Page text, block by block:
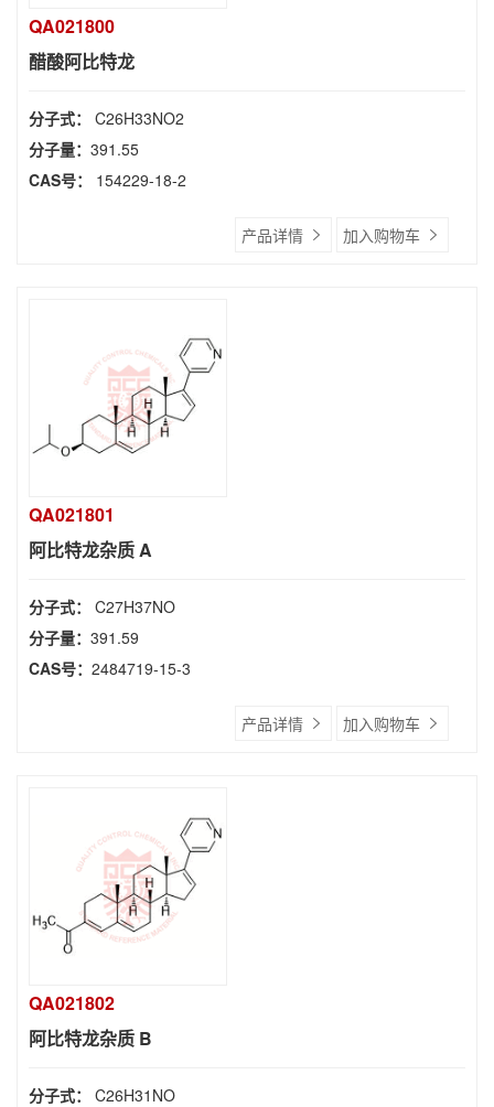
QA021800
醋酸阿比特龙
分子式： C26H33NO2
分子量： 391.55
CAS号：
154229-18-2
产品详情 加入购物车
QA021801
阿比特龙杂质 A
分子式： C27H37NO
分子量： 391.59
CAS号： 2484719-15-3
产品详情 加入购物车
QA021802
阿比特龙杂质 B
分子式： C26H31NO